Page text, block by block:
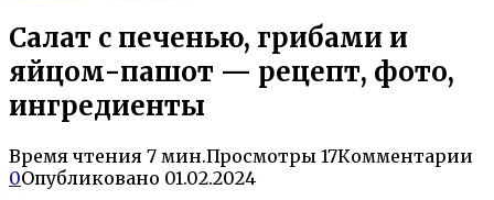
Салат с печенью, грибами и
яйцом-пашот — рецепт, фото,
ингредиенты
Время чтения 7 мин.Просмотры 17Комментарии
0Опубликовано 01.02.2024